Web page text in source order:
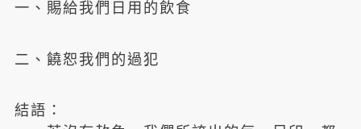
一、賜給我們日用的飲食
二、饒恕我們的過犯
結語：